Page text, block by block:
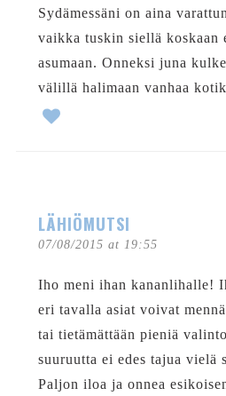
Sydämessäni on aina
vaikka tuskin siellä koskaan
asumaan. Onneksi juna
välillä halimaan vanhaa
LÄHIÖMUTSI
07/08/2015 at 19:55
Iho meni ihan kananlihalle!
eri tavalla asiat voivat
tai tietämättään pieniä
suuruutta ei edes tajua vielä
Paljon iloa ja onnea